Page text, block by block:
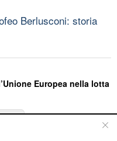
Berlusconi: storia
Europea nella lotta